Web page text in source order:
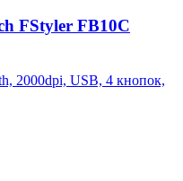
FStyler FB10C
2000dpi, USB, 4 кнопок,